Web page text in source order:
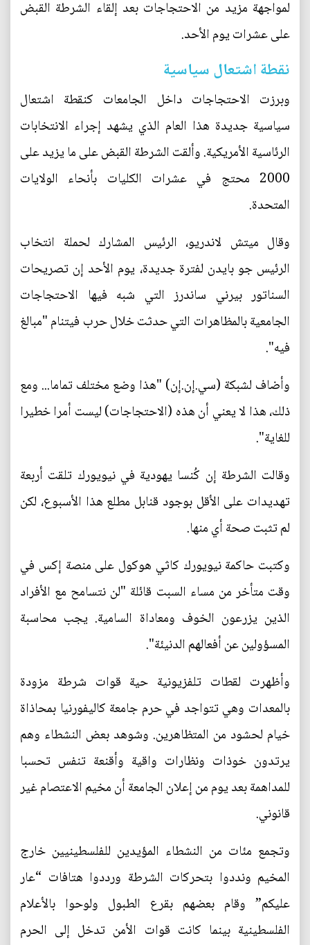
لمواجهة مزيد من الاحتجاجات بعد إلقاء الشرطة القبض
على عشرات يوم الأحد.
نقطة اشتعال سياسية
وبرزت الاحتجاجات داخل الجامعات كنقطة اشتعال
سياسية جديدة هذا العام الذي يشهد إجراء الانتخابات
الرئاسية الأمريكية. وألقت الشرطة القبض على ما يزيد على
2000 محتج في عشرات الكليات بأنحاء الولايات
المتحدة.
وقال ميتش لاندريو، الرئيس المشارك لحملة انتخاب
الرئيس جو بايدن لفترة جديدة، يوم الأحد إن تصريحات
السناتور بيرني ساندرز التي شبه فيها الاحتجاجات
الجامعية بالمظاهرات التي حدثت خلال حرب فيتنام "مبالغ
فيه".
وأضاف لشبكة (سي.إن.إن) "هذا وضع مختلف تماما... ومع
ذلك، هذا لا يعني أن هذه (الاحتجاجات) ليست أمرا خطيرا
للغاية".
وقالت الشرطة إن كُنسا يهودية في نيويورك تلقت أربعة
تهديدات على الأقل بوجود قنابل مطلع هذا الأسبوع، لكن
لم تثبت صحة أي منها.
وكتبت حاكمة نيويورك كاثي هوكول على منصة إكس في
وقت متأخر من مساء السبت قائلة "لن نتسامح مع الأفراد
الذين يزرعون الخوف ومعاداة السامية. يجب محاسبة
المسؤولين عن أفعالهم الدنيئة".
وأظهرت لقطات تلفزيونية حية قوات شرطة مزودة
بالمعدات وهي تتواجد في حرم جامعة كاليفورنيا بمحاذاة
خيام لحشود من المتظاهرين. وشوهد بعض النشطاء وهم
يرتدون خوذات ونظارات واقية وأقنعة تنفس تحسبا
للمداهمة بعد يوم من إعلان الجامعة أن مخيم الاعتصام غير
قانوني.
وتجمع مئات من النشطاء المؤيدين للفلسطينيين خارج
المخيم ونددوا بتحركات الشرطة ورددوا هتافات “عار
عليكم” وقام بعضهم بقرع الطبول ولوحوا بالأعلام
الفلسطينية بينما كانت قوات الأمن تدخل إلى الحرم